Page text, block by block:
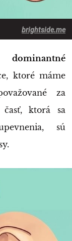
brightside.me
dominantné
ktoré máme
za
časť, ktorá sa
sú